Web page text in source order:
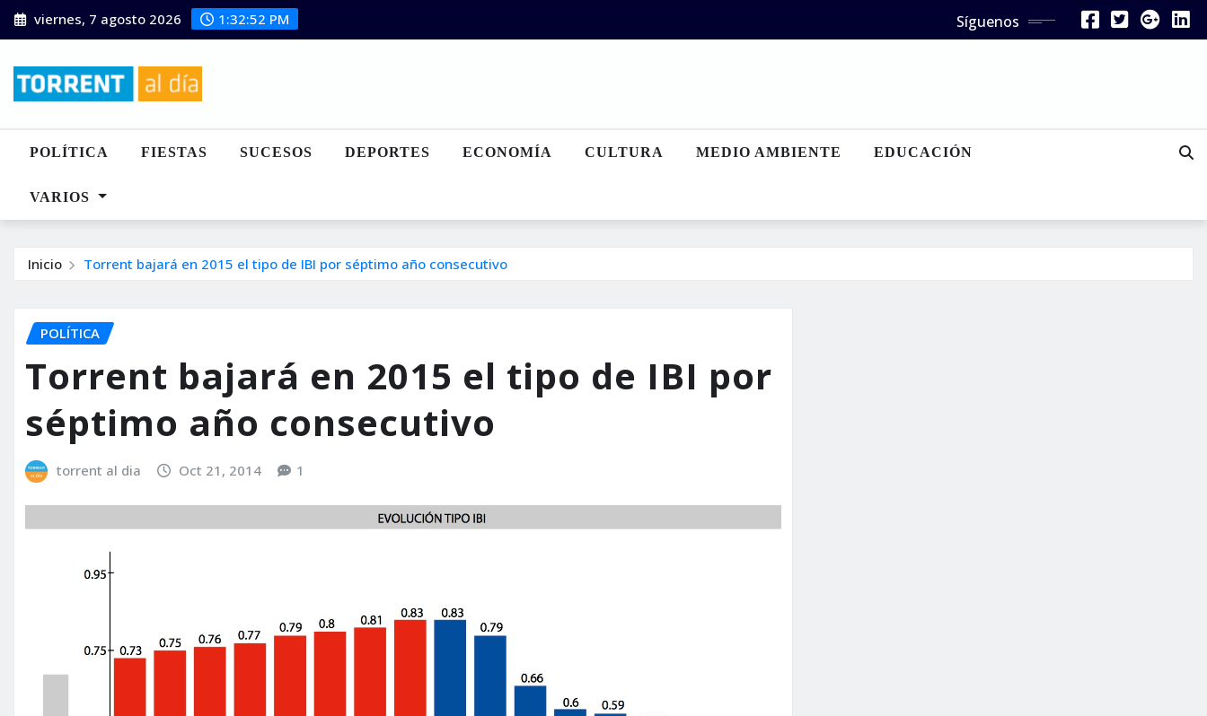
Saltar
al
viernes, 7 agosto 2026 1:32:53 PM Síguenos
POLÍTICA FIESTAS SUCESOS DEPORTES ECONOMÍA CULTURA MEDIO AMBIENTE EDUCACIÓN
VARIOS
Inicio Torrent bajará en 2015 el tipo de IBI por séptimo año consecutivo
POLÍTICA
Torrent bajará en 2015 el tipo de IBI por
séptimo año consecutivo
torrent al dia Oct 21, 2014 1